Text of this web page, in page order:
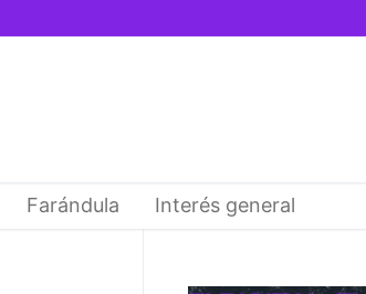
Farándula Interés general